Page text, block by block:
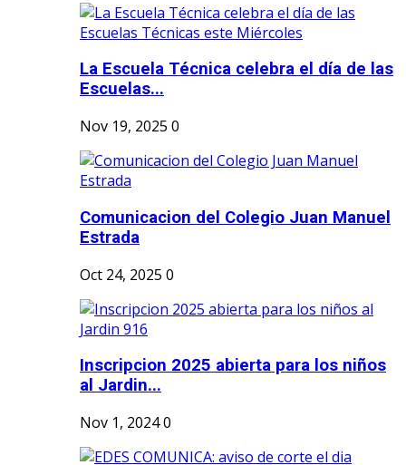
La Escuela Técnica celebra el día de las
Escuelas...
Nov 19, 2025 0
Comunicacion del Colegio Juan Manuel
Estrada
Oct 24, 2025 0
Inscripcion 2025 abierta para los niños
al Jardin...
Nov 1, 20240